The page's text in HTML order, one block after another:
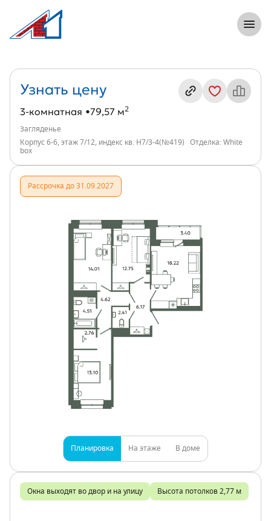
3-комнатная, 80 м², ЖК Загляденье,
Информация о квартире
Узнать цену
3-комнатная 79,57 м2
Загляденье
Корпус 6-6, этаж 7/12, индекс кв. Н7/3-4(№419)
Отделка: White
box
Рассрочка до 31.09.2027
Планировка На этаже В доме
Окна выходят во двор и на улицу Высота потолков 2,77 м